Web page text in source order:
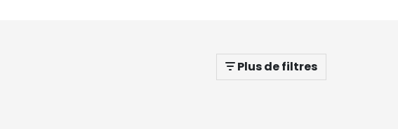
Plus de filtres